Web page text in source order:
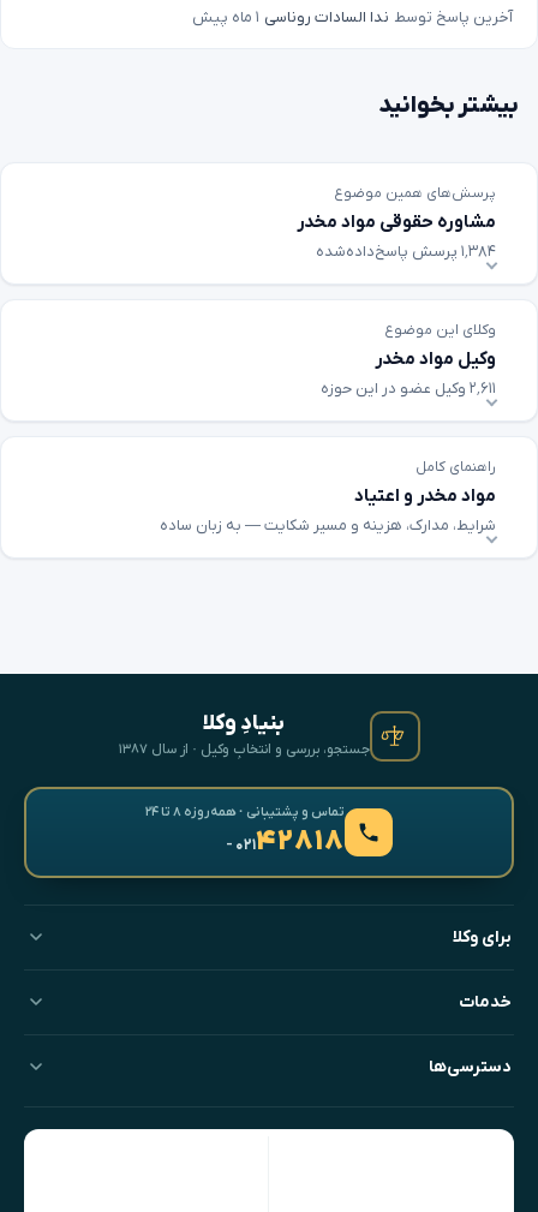
آخرین پاسخ توسط ندا السادات روناسی ۱ ماه پیش
بیشتر بخوانید
پرسش‌های همین موضوع
مشاوره حقوقی مواد مخدر
۱٬۳۸۴ پرسش پاسخ‌داده‌شده
وکلای این موضوع
وکیل مواد مخدر
۲٬۶۱۱ وکیل عضو در این حوزه
راهنمای کامل
مواد مخدر و اعتیاد
شرایط، مدارک، هزینه و مسیر شکایت — به زبان ساده
بنیادِ وکلا
جستجو، بررسی و انتخابِ وکیل · از سال ۱۳۸۷
تماس و پشتیبانی · همه‌روزه ۸ تا ۲۴
۴۲۸۱۸- ۰۲۱
برای وکلا
خدمات
دسترسی‌ها